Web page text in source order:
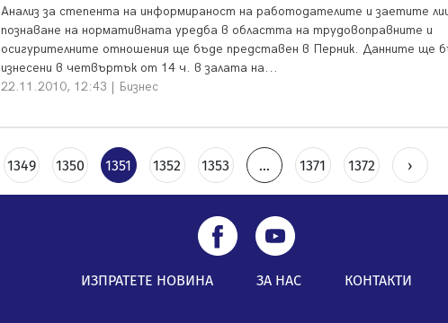
Анализ за степента на информираност на работодателите и заетите
познаване на нормативната уредба в областта на трудовоправните и
осигурителните отношения ще бъде представен в Перник. Данните ще
изнесени в четвъртък от 14 ч. в залата на...
22.11.2010, 12:43 | Бизнес
1349 1350 1351 1352 1353 ... 1371 1372 ›
ИЗПРАТЕТЕ НОВИНА ЗА НАС КОНТАКТИ